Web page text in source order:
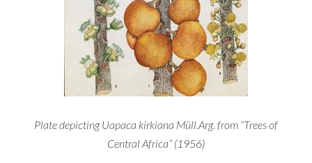
Plate depicting Uapaca kirkiana Müll.Arg. from “Trees of
Central Africa” (1956)